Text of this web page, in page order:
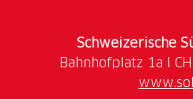
Schweizerische